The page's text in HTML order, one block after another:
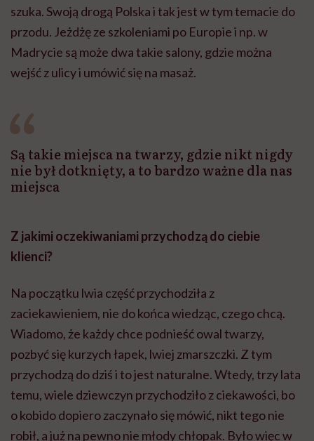
szuka. Swoją drogą Polska i tak jest w tym temacie do
przodu. Jeżdżę ze szkoleniami po Europie i np. w
Madrycie są może dwa takie salony, gdzie można
wejść z ulicy i umówić się na masaż.
Są takie miejsca na twarzy, gdzie nikt nigdy
nie był dotknięty, a to bardzo ważne dla nas
miejsca
Z jakimi oczekiwaniami przychodzą do ciebie
klienci?
Na początku lwia część przychodziła z
zaciekawieniem, nie do końca wiedząc, czego chcą.
Wiadomo, że każdy chce podnieść owal twarzy,
pozbyć się kurzych łapek, lwiej zmarszczki. Z tym
przychodzą do dziś i to jest naturalne. Wtedy, trzy lata
temu, wiele dziewczyn przychodziło z ciekawości, bo
o kobido dopiero zaczynało się mówić, nikt tego nie
robił, a już na pewno nie młody chłopak. Było więc w